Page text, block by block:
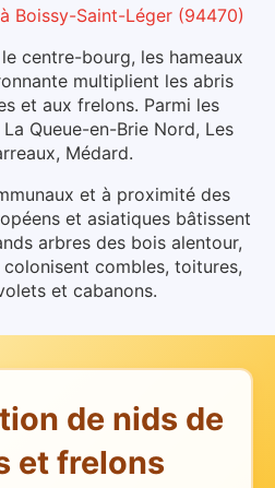
à Boissy-Saint-Léger (94470)
centre-bourg, les hameaux
multiplient les abris
et aux frelons. Parmi les
Queue-en-Brie Nord, Les
Médard.
et à proximité des
et asiatiques bâtissent
arbres des bois alentour,
combles, toitures,
et cabanons.
de nids de
et frelons